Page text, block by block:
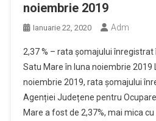
noiembrie 2019
Ianuarie 22, 2020 Adm
2,37 % – rata şomajului înregistrat
Satu Mare în luna noiembrie 2019
noiembrie 2019, rata șomajului
Agenției Județene pentru
Mare a fost de 2,37%, mai mica